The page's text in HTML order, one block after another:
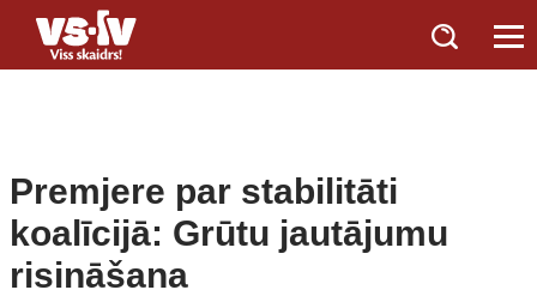
Premjere par stabilitāti
koalīcijā: Grūtu jautājumu
risināšana